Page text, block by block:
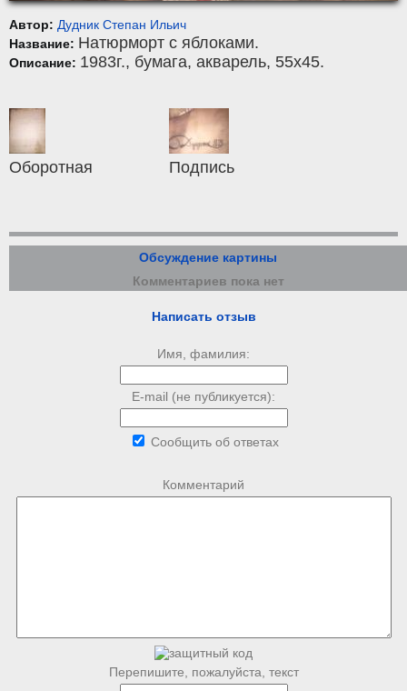
Автор: Дудник Степан Ильич
Название: Натюрморт с яблоками.
Описание: 1983г., бумага, акварель, 55x45.
Оборотная Подпись
Обсуждение картины
Комментариев пока нет
Написать отзыв
Имя, фамилия:
E-mail (не публикуется):
Сообщить об ответах
Комментарий
Перепишите, пожалуйста, текст